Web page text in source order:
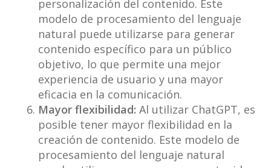
personalización del contenido. Este
modelo de procesamiento del lenguaje
natural puede utilizarse para generar
contenido específico para un público
objetivo, lo que permite una mejor
experiencia de usuario y una mayor
eficacia en la comunicación.
Mayor flexibilidad: Al utilizar ChatGPT, es
posible tener mayor flexibilidad en la
creación de contenido. Este modelo de
procesamiento del lenguaje natural